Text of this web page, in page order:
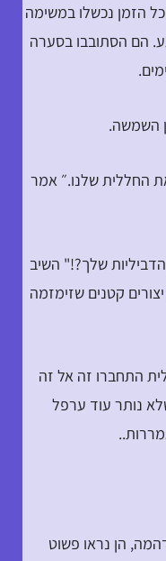
הזמן נכשלו במשימה
הם הסתובבו בסערה
השמשה.
החללית שלנו.״ אמר
שלך?!" השיב
קטנים שזימזמה
התחברו זה אל זה
נותר עוד ערפל
הן נראו פשוט